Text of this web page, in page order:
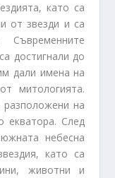
като са
от звезди и са
достигнали до
дали имена на
митологията.
разположени на
екватора. След
небесна
като са
животни и